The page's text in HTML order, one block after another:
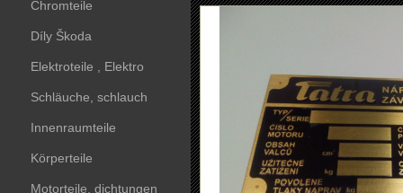
Chromteile
Díly Škoda
Elektroteile , Elektro
Schläuche, schlauch
Innenraumteile
Körperteile
Motorteile, dichtungen